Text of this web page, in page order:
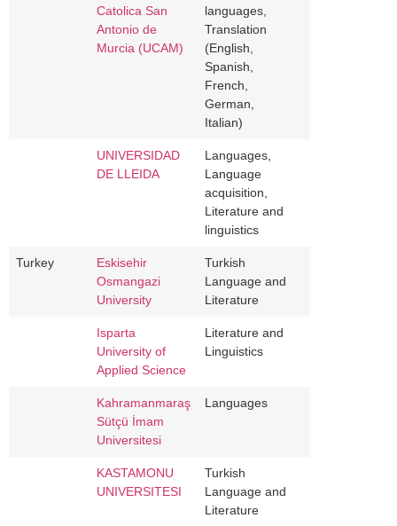
Catolica San
Antonio de
Murcia (UCAM)
languages,
Translation
(English,
Spanish,
French,
German,
Italian)
UNIVERSIDAD
DE LLEIDA
Languages,
Language
acquisition,
Literature and
linguistics
Turkey
Eskisehir
Osmangazi
University
Turkish
Language and
Literature
Isparta
University of
Applied Science
Literature and
Linguistics
Kahramanmaraş
Sütçü İmam
Universitesi
Languages
KASTAMONU
UNIVERSITESI
Turkish
Language and
Literature